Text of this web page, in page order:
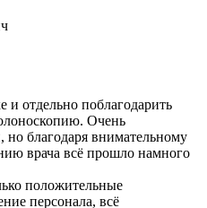
и отдельно поблагодарить
Очень
но благодаря внимательному
врача всё прошло намного
положительные
персонала, всё